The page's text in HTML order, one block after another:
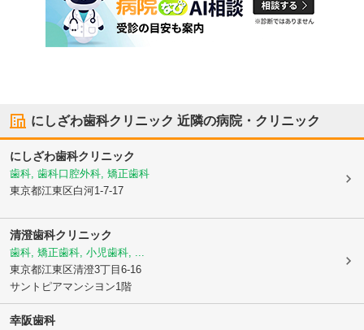
にしざわ歯科クリニック 近隣の病院・クリニック
にしざわ歯科クリニック
歯科, 歯科口腔外科, 矯正歯科
東京都江東区白河1-7-17
清澄歯科クリニック
歯科, 矯正歯科, 小児歯科, ...
東京都江東区清澄3丁目6-16
サントピアマンシヨン1階
幸阪歯科